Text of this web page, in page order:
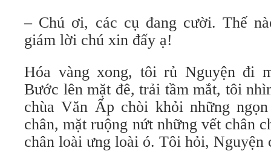
– Chú ơi, các cụ đang cười. Thế
giám lời chú xin đấy ạ!
Hóa vàng xong, tôi rủ Nguyện đi
Bước lên mặt đê, trải tầm mắt, tôi
chùa Văn Ấp chòi khỏi những
chân, mặt ruộng nứt những vết chân
chân loài ưng loài ó. Tôi hỏi, Nguyện